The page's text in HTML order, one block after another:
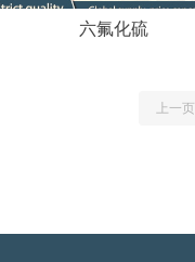
六氟化硫
上一页